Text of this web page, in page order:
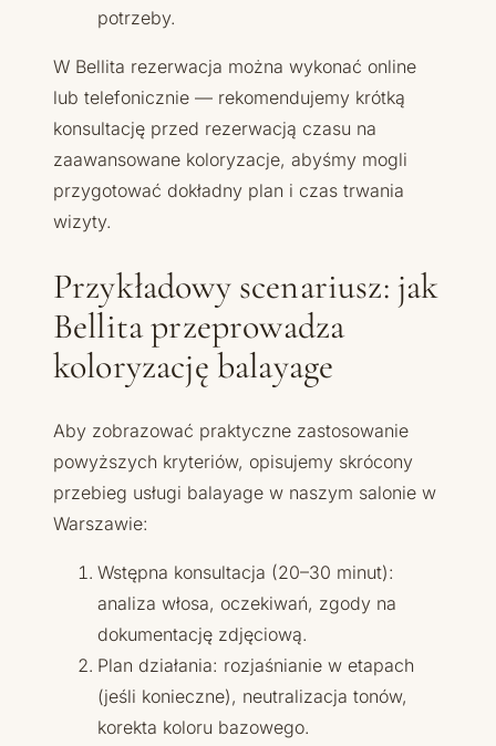
potrzeby.
W Bellita rezerwacja można wykonać online
lub telefonicznie — rekomendujemy krótką
konsultację przed rezerwacją czasu na
zaawansowane koloryzacje, abyśmy mogli
przygotować dokładny plan i czas trwania
wizyty.
Przykładowy scenariusz: jak
Bellita przeprowadza
koloryzację balayage
Aby zobrazować praktyczne zastosowanie
powyższych kryteriów, opisujemy skrócony
przebieg usługi balayage w naszym salonie w
Warszawie:
Wstępna konsultacja (20–30 minut):
analiza włosa, oczekiwań, zgody na
dokumentację zdjęciową.
Plan działania: rozjaśnianie w etapach
(jeśli konieczne), neutralizacja tonów,
korekta koloru bazowego.